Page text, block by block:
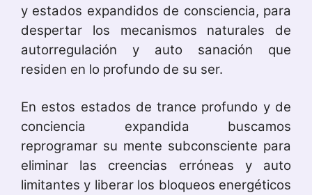
y estados expandidos de consciencia, para
despertar los mecanismos naturales de
autorregulación y auto sanación que
residen en lo profundo de su ser.
En estos estados de trance profundo y de
conciencia expandida buscamos
reprogramar su mente subconsciente para
eliminar las creencias erróneas y auto
limitantes y liberar los bloqueos energéticos